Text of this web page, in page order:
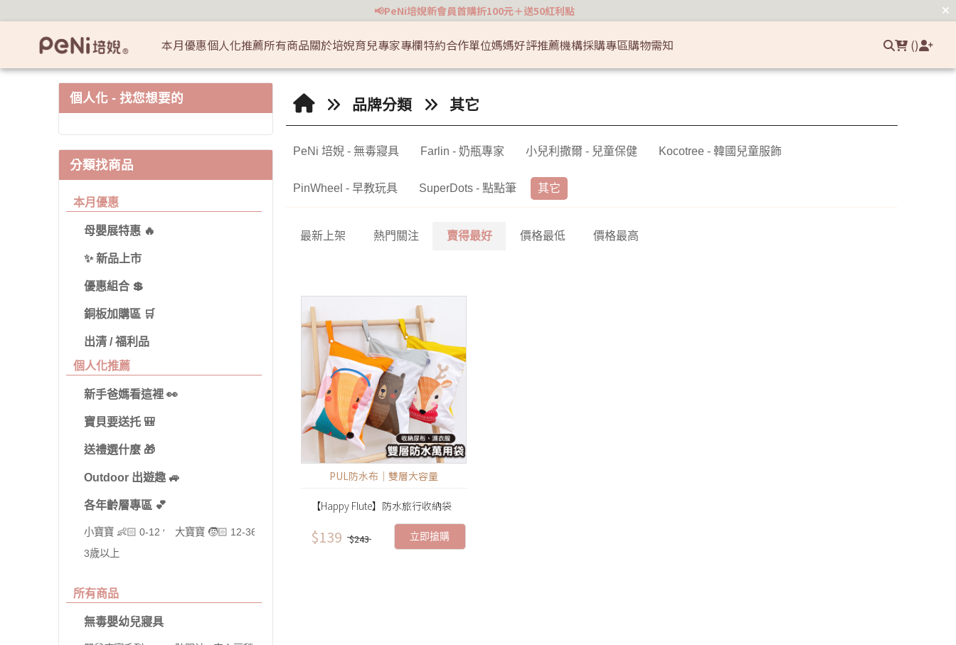
📢PeNi培婗新會員首購折100元＋送50紅利點
本月優惠個人化推薦
各年齡層專區 💕
小寶寶 👶🏻 0-12 個月
大寶寶 🧒🏻 12-36 個
所有商品
無毒嬰幼兒寢具
嬰兒床寢系列 🛏️
防踢被 / 安心豆毯
隔尿墊 / 紗布包巾
寢具袋 / 購物收納袋
🛍️
居家安全防護
防撞條/防撞角
防夾手防護🔐
寶寶餐具 / 奶瓶 / 水壺
餐碗 / 叉勺 🥣
學飲杯 / 水壺 🥤
奶瓶 🍼
推車汽座專區 🚼
旅遊玩水收納 🥽
防曬服飾配件 👒
學習褲/小馬桶
兒童口腔護理 🦷
兒童早教遊戲專區
兒童益智玩具 🧩
小小藝術家 🎨
關於培婗育兒專家專欄特約合作單位媽媽好評推薦機構採購專區購物需知 ()
個人化 - 找您想要的
分類找商品
本月優惠
母嬰展特惠 🔥
✨ 新品上市
優惠組合 💲
銅板加購區 🛒
出清 / 福利品
個人化推薦
新手爸媽看這裡 👀
寶貝要送托 🎒
送禮選什麼 🎁
Outdoor 出遊趣 🚙
各年齡層專區 💕
小寶寶 👶🏻 0-12 個月大寶寶 🧒🏻 12-36 個月
3歲以上
所有商品
無毒嬰幼兒寢具
品牌分類 其它
PeNi 培婗 - 無毒寢具 Farlin - 奶瓶專家 小兒利撒爾 - 兒童保健 Kocotree - 韓國兒童服飾
PinWheel - 早教玩具 SuperDots - 點點筆 其它
最新上架 熱門關注 賣得最好 價格最低 價格最高
PUL防水布｜雙層大容量
【Happy Flute】防水旅行收納袋
$139 $243 立即搶購